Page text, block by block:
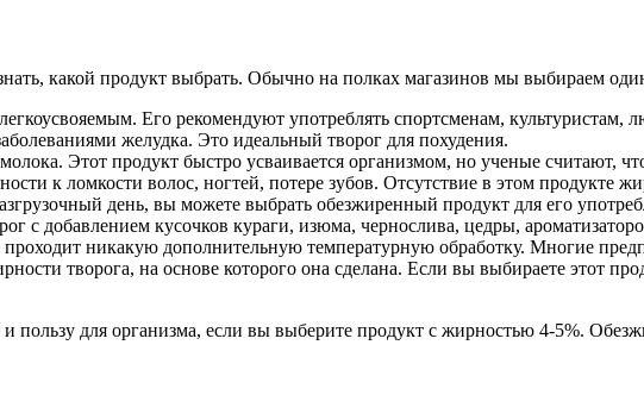
какой продукт выбрать. Обычно на полках магазинов мы выбираем
Его рекомендуют употреблять спортсменам,
желудка. Это идеальный творог для похудения.
Этот продукт быстро усваивается организмом, но ученые считают,
к ломкости волос, ногтей, потере зубов. Отсутствие в этом продукте
день, вы можете выбрать обезжиренный продукт для его
с добавлением кусочков кураги, изюма, чернослива, цедры,
проходит никакую дополнительную температурную обработку. Многие
творога, на основе которого она сделана. Если вы выбираете этот
и пользу для организма, если вы выберите продукт с жирностью 4-5%.